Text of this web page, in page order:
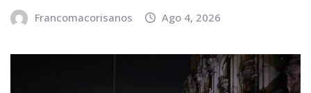
Francomacorisanos Ago 4, 2026